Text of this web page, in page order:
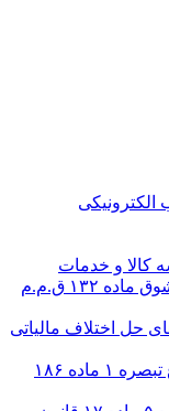
نواحی صنعتی روستایی نیز مشمول مشوق ماده ۱۳۲ ق.م.م
حل اختلاف مالیاتی
اصلاحیه ماده ۱ ضوابط اجرایی موضوع تبصره ۱ ماده ۱۸۶